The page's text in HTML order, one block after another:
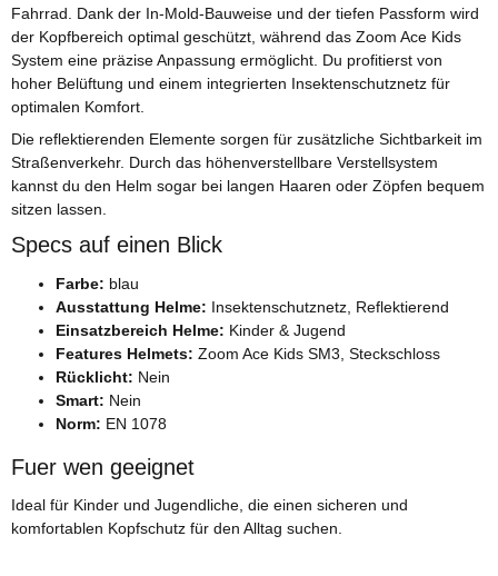
Fahrrad. Dank der In-Mold-Bauweise und der tiefen Passform wird
der Kopfbereich optimal geschützt, während das Zoom Ace Kids
System eine präzise Anpassung ermöglicht. Du profitierst von
hoher Belüftung und einem integrierten Insektenschutznetz für
optimalen Komfort.
Die reflektierenden Elemente sorgen für zusätzliche Sichtbarkeit im
Straßenverkehr. Durch das höhenverstellbare Verstellsystem
kannst du den Helm sogar bei langen Haaren oder Zöpfen bequem
sitzen lassen.
Specs auf einen Blick
Farbe: blau
Ausstattung Helme: Insektenschutznetz, Reflektierend
Einsatzbereich Helme: Kinder & Jugend
Features Helmets: Zoom Ace Kids SM3, Steckschloss
Rücklicht: Nein
Smart: Nein
Norm: EN 1078
Fuer wen geeignet
Ideal für Kinder und Jugendliche, die einen sicheren und
komfortablen Kopfschutz für den Alltag suchen.